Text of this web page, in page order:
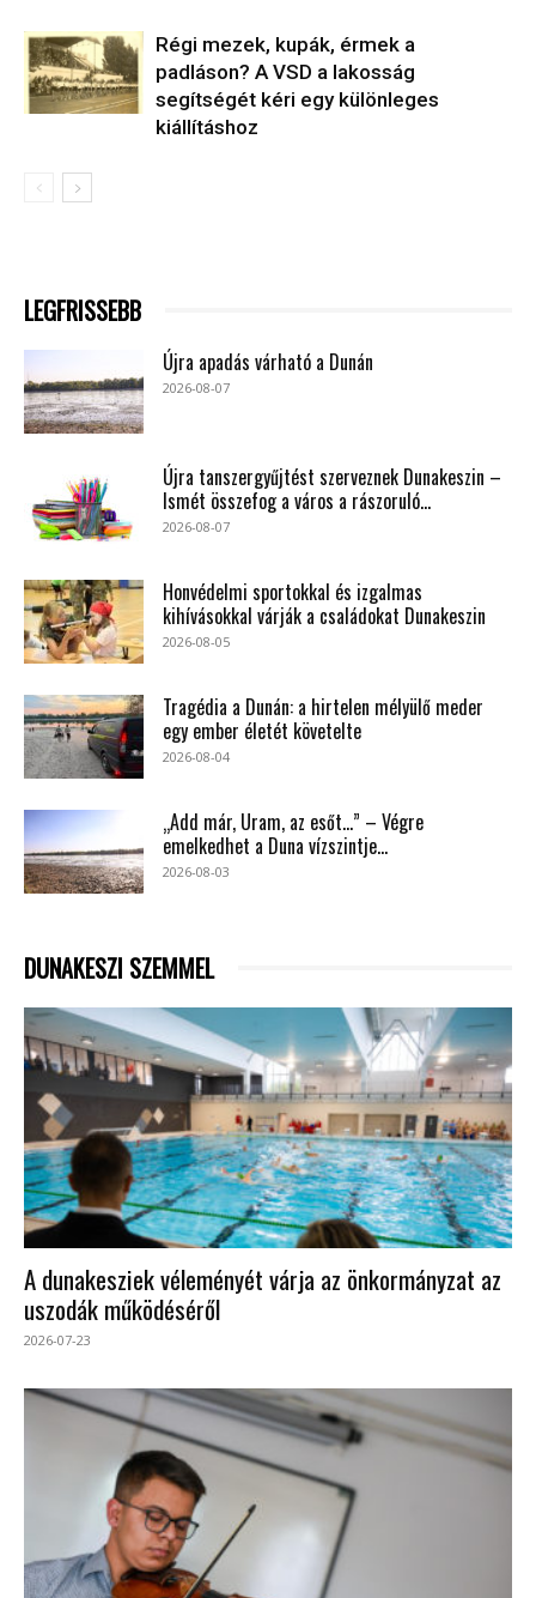
Régi mezek, kupák, érmek a
padláson? A VSD a lakosság
segítségét kéri egy különleges
kiállításhoz
LEGFRISSEBB
Újra apadás várható a Dunán
2026-08-07
Újra tanszergyűjtést szerveznek Dunakeszin –
Ismét összefog a város a rászoruló...
2026-08-07
Honvédelmi sportokkal és izgalmas
kihívásokkal várják a családokat Dunakeszin
2026-08-05
Tragédia a Dunán: a hirtelen mélyülő meder
egy ember életét követelte
2026-08-04
„Add már, Uram, az esőt…” – Végre
emelkedhet a Duna vízszintje...
2026-08-03
DUNAKESZI SZEMMEL
A dunakesziek véleményét várja az önkormányzat az
uszodák működéséről
2026-07-23